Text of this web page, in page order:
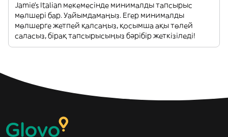
Jamie's Italian мекемесінде минималды тапсырыс
мөлшері бар. Уайымдамаңыз. Егер минималды
мөлшерге жетпей қалсаңыз, қосымша ақы төлей
саласыз, бірақ тапсырысыңыз бәрібір жеткізіледі!